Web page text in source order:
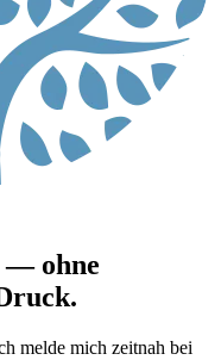
— ohne
melde mich zeitnah bei